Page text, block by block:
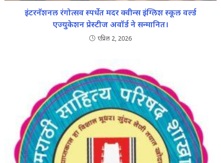
इंटरनॅशनल रंगोत्सव स्पर्धेत मदर क्वीन्स इंग्लिश स्कूल वर्ल्ड
एज्युकेशन प्रेस्टीज अवॉर्ड ने सन्मानित।
एप्रिल 2, 2026